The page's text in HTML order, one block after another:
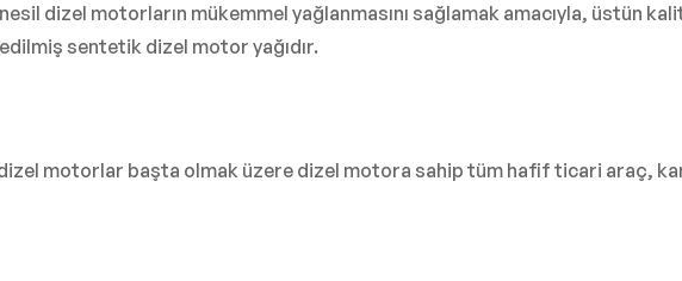
dizel motorların mükemmel yağlanmasını sağlamak amacıyla, üstün
sentetik dizel motor yağıdır.
motorlar başta olmak üzere dizel motora sahip tüm hafif ticari araç,